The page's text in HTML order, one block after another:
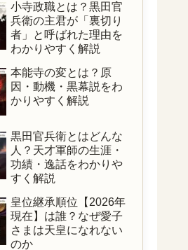
小寺政職とは？黒田官
兵衛の主君が「裏切り
者」と呼ばれた理由を
わかりやすく解説
本能寺の変とは？原
因・動機・黒幕説をわ
かりやすく解説
黒田官兵衛とはどんな
人？天才軍師の生涯・
功績・逸話をわかりや
すく解説
皇位継承順位【2026年
現在】は誰？なぜ愛子
さまは天皇になれない
のか